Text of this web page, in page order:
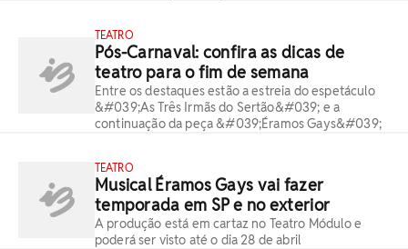
TEATRO
Pós-Carnaval: confira as dicas de
teatro para o fim de semana
Entre os destaques estão a estreia do espetáculo
&#039;As Três Irmãs do Sertão&#039; e a
continuação da peça &#039;Éramos Gays&#039;
TEATRO
Musical Éramos Gays vai fazer
temporada em SP e no exterior
A produção está em cartaz no Teatro Módulo e
poderá ser visto até o dia 28 de abril